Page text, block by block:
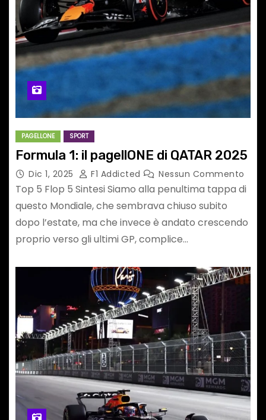
PAGELLONE SPORT
Formula 1: il pagellONE di QATAR 2025
Dic 1, 2025 F1 Addicted Nessun Commento
Top 5 Flop 5 Sintesi Siamo alla penultima tappa di
questo Mondiale, che sembrava chiuso subito
dopo l’estate, ma che invece è andato crescendo
proprio verso gli ultimi GP, complice…